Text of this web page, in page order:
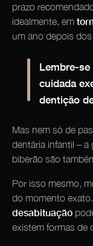
prazo
idealmente, em
um ano depois
Lembre-
cuidada
dentição
Mas nem só de
dentária infantil –
biberão são
Por isso mesmo,
do momento
desabituação
existem formas de